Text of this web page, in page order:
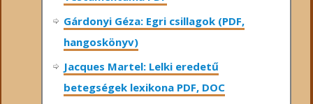
Gárdonyi Géza: Egri csillagok (PDF,
hangoskönyv)
Jacques Martel: Lelki eredetű
betegségek lexikona PDF, DOC